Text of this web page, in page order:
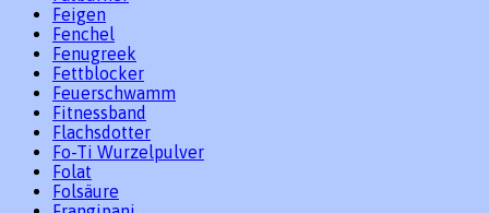
Feigen
Fenchel
Fenugreek
Fettblocker
Feuerschwamm
Fitnessband
Flachsdotter
Fo-Ti Wurzelpulver
Folat
Folsäure